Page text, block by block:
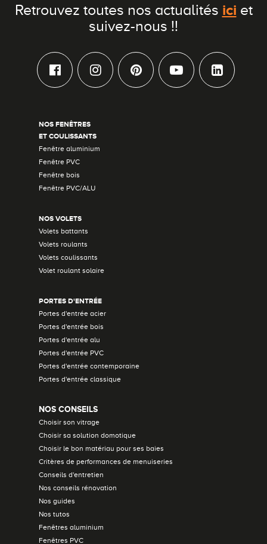
Retrouvez toutes nos actualités ici et
suivez-nous !!
NOS FENÊTRES
ET COULISSANTS
Fenêtre aluminium
Fenêtre PVC
Fenêtre bois
Fenêtre PVC/ALU
NOS VOLETS
Volets battants
Volets roulants
Volets coulissants
Volet roulant solaire
PORTES D'ENTRÉE
Portes d'entrée acier
Portes d'entrée bois
Portes d'entrée alu
Portes d'entrée PVC
Portes d'entrée contemporaine
Portes d'entrée classique
NOS CONSEILS
Choisir son vitrage
Choisir sa solution domotique
Choisir le bon matériau pour ses baies
Critères de performances de menuiseries
Conseils d'entretien
Nos conseils rénovation
Nos guides
Nos tutos
Fenêtres aluminium
Fenêtres PVC